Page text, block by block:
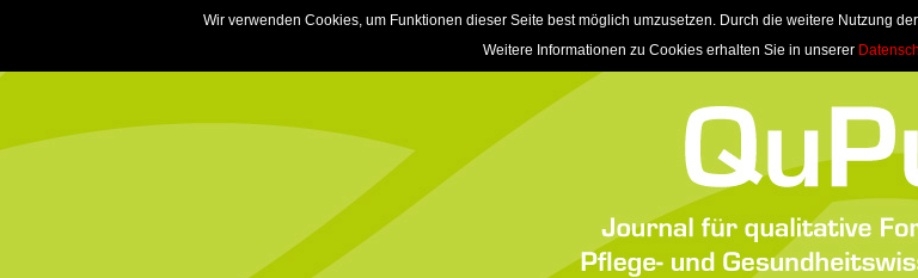
Wir verwenden Cookies, um Funktionen dieser Seite best möglich umzusetzen. Durch die weitere Nutzung
Weitere Informationen zu Cookies erhalten Sie in unserer